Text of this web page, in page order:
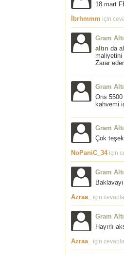
18 mart
İbrhmmm için
Gram
altın da
maliyetini
Zarar eder
Gram
Ons
kahvemi
Gram
Çok
NoPaniC_34için
Gram
Azraa_
için
Gram
Hayırlı
Azraa_
için